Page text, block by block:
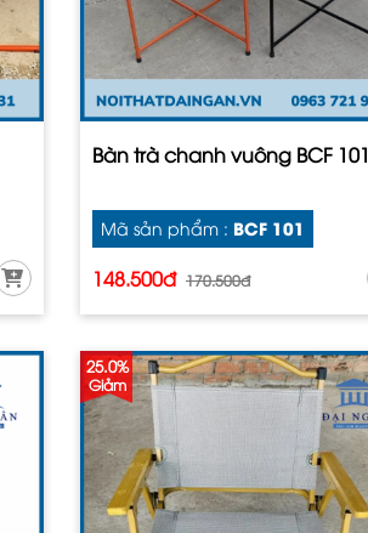
Bàn trà chanh vuông BCF 101
Mã sản phẩm : BCF 101
148.500đ 170.500đ
25.0%
Giảm